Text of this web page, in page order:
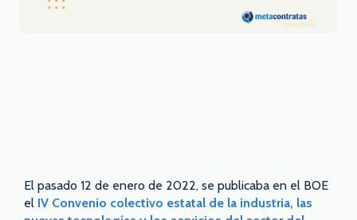
El pasado 12 de enero de 2022, se publicaba en el BOE
el IV Convenio colectivo estatal de la industria, las